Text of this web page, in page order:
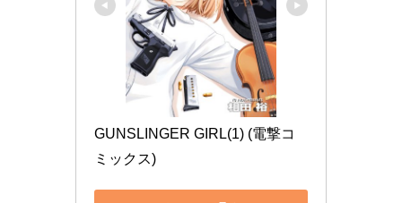
GUNSLINGER GIRL(1) (電撃コ
ミックス)